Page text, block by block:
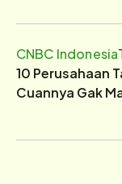
CNBC Indonesia
10 Perusahaan
Cuannya Gak